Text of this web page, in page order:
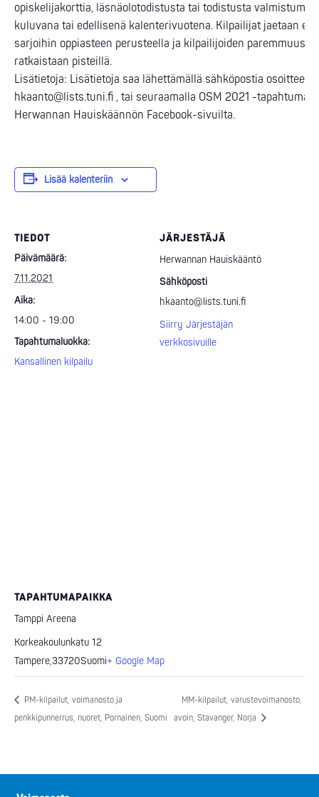
opiskelijakorttia, läsnäolotodistusta tai todistusta
kuluvana tai edellisenä kalenterivuotena. Kilpailijat jaetaan eri
sarjoihin oppiasteen perusteella ja kilpailijoiden paremmuus
ratkaistaan pisteillä.
Lisätietoja: Lisätietoja saa lähettämällä sähköpostia
hkaanto@lists.tuni.fi , tai seuraamalla OSM 2021 -tapahtumaa
Herwannan Hauiskäännön Facebook-sivuilta.
Lisää kalenteriin
TIEDOT
Päivämäärä:
7.11.2021
Aika:
14:00 - 19:00
Tapahtumaluokka:
Kansallinen kilpailu
JÄRJESTÄJÄ
Herwannan Hauiskääntö
Sähköposti
hkaanto@lists.tuni.fi
Siirry Järjestäjän
verkkosivuille
TAPAHTUMAPAIKKA
Tamppi Areena
Korkeakoulunkatu 12
Tampere,33720Suomi+ Google Map
PM-kilpailut, voimanosto ja
penkkipunnerrus, nuoret, Pornainen, Suomi
MM-kilpailut, varustevoimanosto,
avoin, Stavanger, Norja